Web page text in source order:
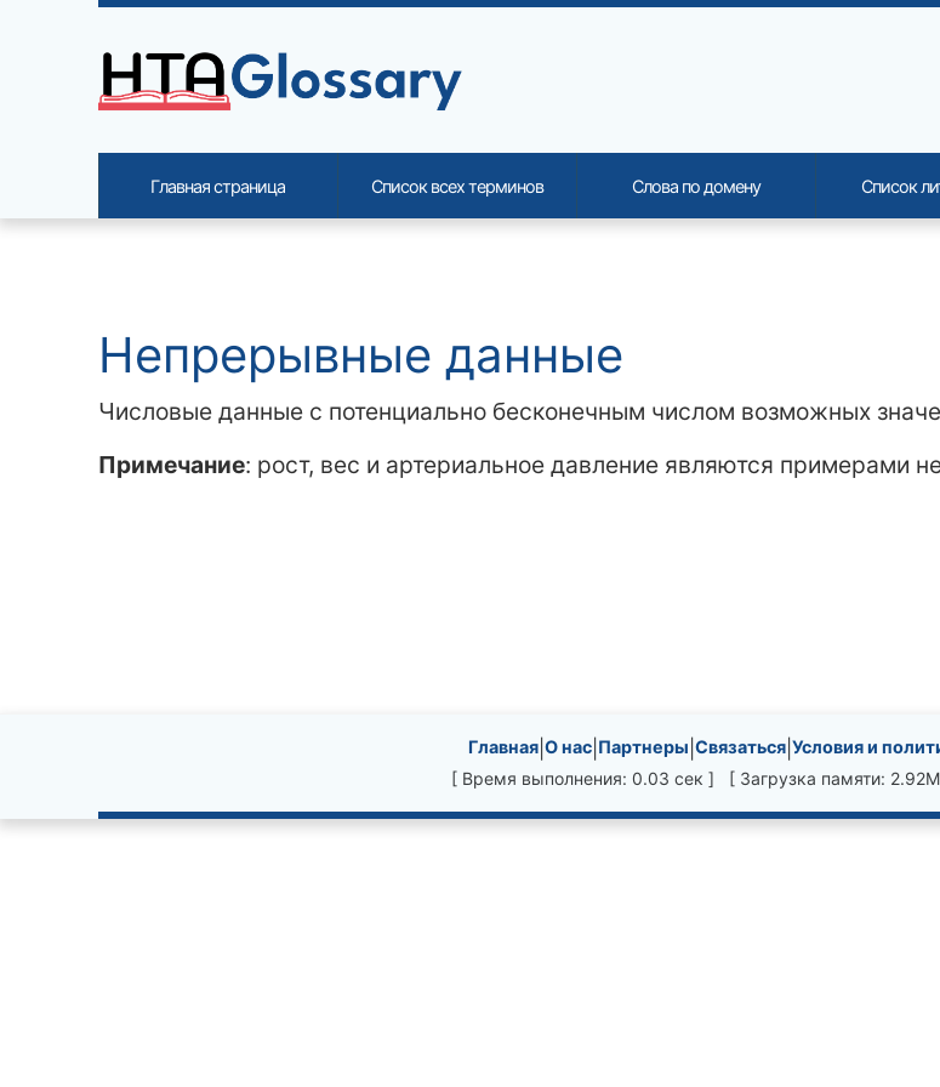
Navigation and related functionality and content
Непрерывные данные
Числовые данные с потенциально бесконечным числом возможных
Примечание: рост, вес и артериальное давление являются примерами
Site information, links, etc.
Главная| О нас| Партнеры Связаться| Условия и
[ Время выполнения: 0.03 сек ] [ Загрузка памяти:
Site identity, navigation, etc.
Главная страница Список всех терминов Слова по домену Список